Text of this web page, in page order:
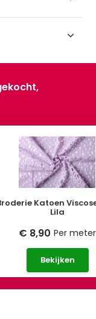
Katoen
Lila
€ 8,90 Per meter
Bekijken